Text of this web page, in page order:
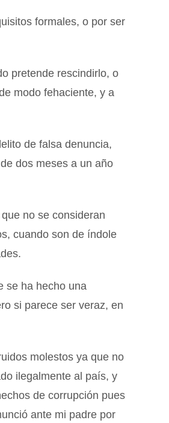
formales, o por ser
pretende rescindirlo, o
modo fehaciente, y a
de falsa denuncia,
dos meses a un año
no se consideran
cuando son de índole
se ha hecho una
si parece ser veraz, en
molestos ya que no
ilegalmente al país, y
de corrupción pues
ante mi padre por